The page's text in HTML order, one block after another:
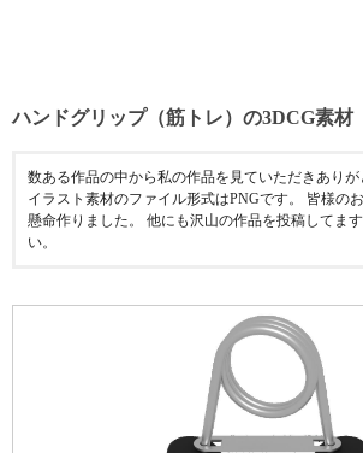
ハンドグリップ（筋トレ）の3DCG素材
数ある作品の中から私の作品を見ていただきあり
イラスト素材のファイル形式はPNGです。 皆様の
懸命作りました。 他にも沢山の作品を投稿してま
い。